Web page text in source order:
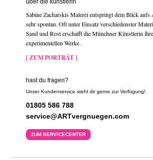
Sabine Zacharskis Malerei entspringt dem Blick aufs
sehr spontan. Oft unter Einsatz verschiedenster
Sand und Rost erschafft die Münchner Künstlerin
experimentellen Werke.
[ ZUM PORTRÄT ]
hast du fragen?
Unser Kundenservice steht dir gerne zur Verfügung!
01805 586 788
service@ARTvergnuegen.com
ZUM SERVICECENTER